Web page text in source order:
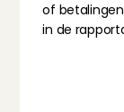
of
in de